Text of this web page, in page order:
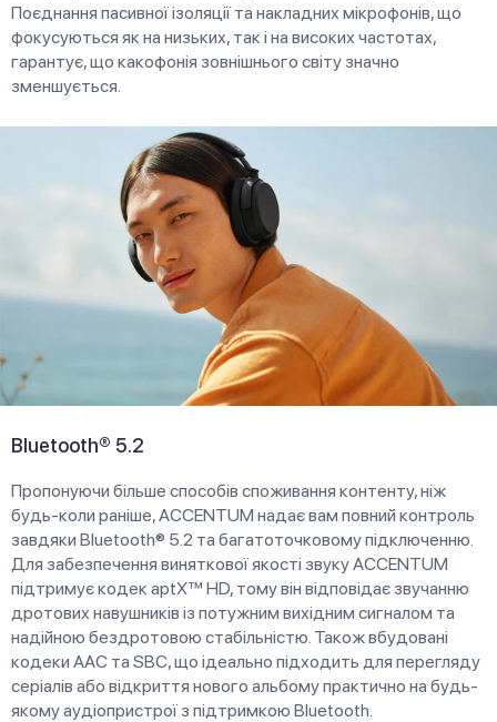
Поєднання пасивної ізоляції та накладних мікрофонів, що
фокусуються як на низьких, так і на високих частотах,
гарантує, що какофонія зовнішнього світу значно
зменшується.
Bluetooth® 5.2
Пропонуючи більше способів споживання контенту, ніж
будь-коли раніше, ACCENTUM надає вам повний контроль
завдяки Bluetooth® 5.2 та багатоточковому підключенню.
Для забезпечення виняткової якості звуку ACCENTUM
підтримує кодек aptX™ HD, тому він відповідає звучанню
дротових навушників із потужним вихідним сигналом та
надійною бездротовою стабільністю. Також вбудовані
кодеки AAC та SBC, що ідеально підходить для перегляду
серіалів або відкриття нового альбому практично на будь-
якому аудіопристрої з підтримкою Bluetooth.